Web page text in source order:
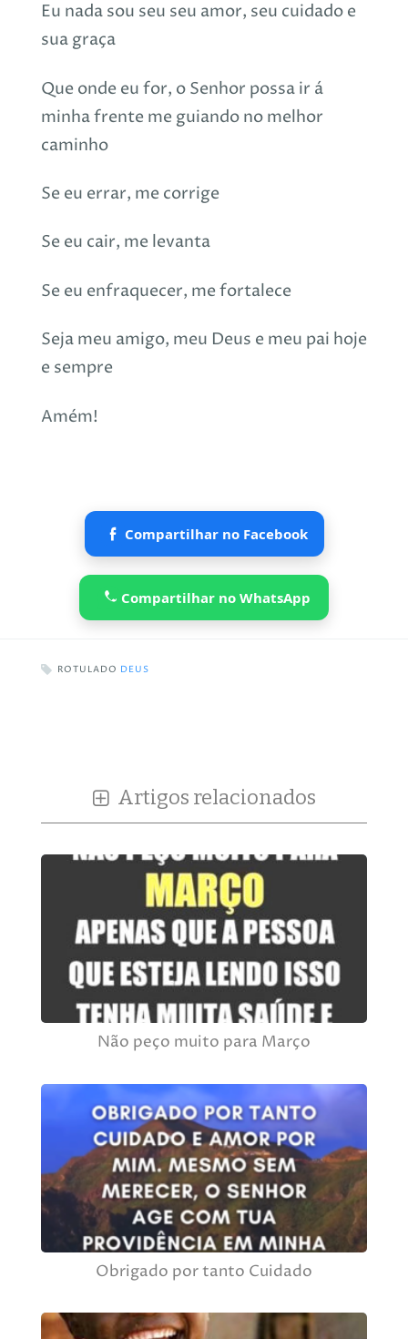
Eu nada sou seu seu amor, seu cuidado e
sua graça
Que onde eu for, o Senhor possa ir á
minha frente me guiando no melhor
caminho
Se eu errar, me corrige
Se eu cair, me levanta
Se eu enfraquecer, me fortalece
Seja meu amigo, meu Deus e meu pai hoje
e sempre
Amém!
Compartilhar no Facebook
Compartilhar no WhatsApp
ROTULADO DEUS
Artigos relacionados
Não peço muito para Março
Obrigado por tanto Cuidado